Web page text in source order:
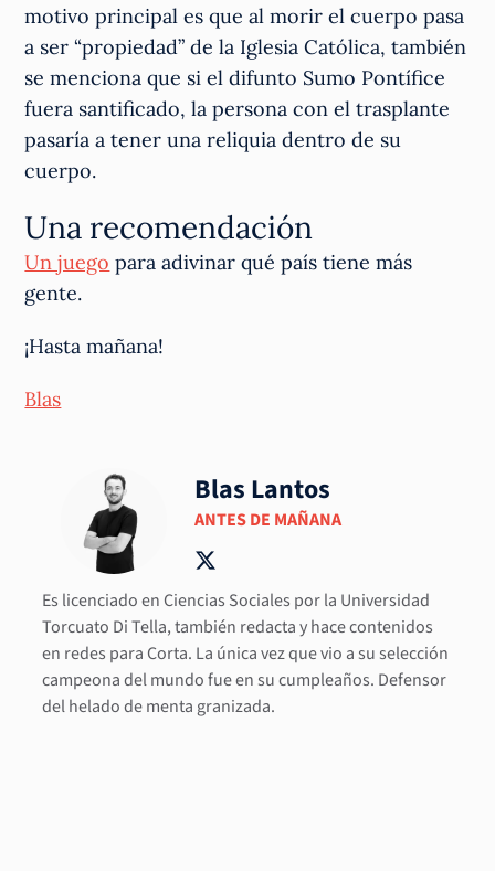
motivo principal es que al morir el cuerpo pasa
a ser “propiedad” de la Iglesia Católica, también
se menciona que si el difunto Sumo Pontífice
fuera santificado, la persona con el trasplante
pasaría a tener una reliquia dentro de su
cuerpo.
Una recomendación
Un juego para adivinar qué país tiene más
gente.
¡Hasta mañana!
Blas
Blas Lantos
ANTES DE MAÑANA
Es licenciado en Ciencias Sociales por la Universidad
Torcuato Di Tella, también redacta y hace contenidos
en redes para Corta. La única vez que vio a su selección
campeona del mundo fue en su cumpleaños. Defensor
del helado de menta granizada.